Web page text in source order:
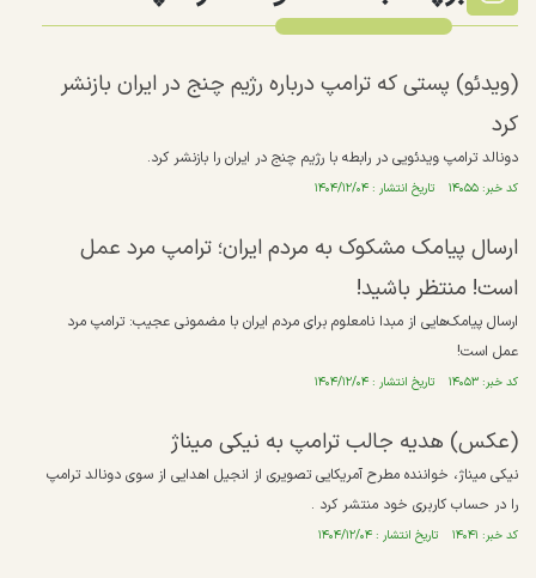
(ویدئو) پستی که ترامپ درباره رژیم چنج در ایران بازنشر
کرد
دونالد ترامپ ویدئویی در رابطه با رژیم چنج در ایران را بازنشر کرد.
کد خبر: ۱۴۰۵۵ تاریخ انتشار : ۱۴۰۴/۱۲/۰۴
ارسال پیامک مشکوک به مردم ایران؛ ترامپ مرد عمل
است! منتظر باشید!
ارسال پیامک‌هایی از مبدا نامعلوم برای مردم ایران با مضمونی عجیب: ترامپ مرد
عمل است!
کد خبر: ۱۴۰۵۳ تاریخ انتشار : ۱۴۰۴/۱۲/۰۴
(عکس) هدیه جالب ترامپ به نیکی میناژ
نیکی میناژ، خواننده مطرح آمریکایی تصویری از انجیل اهدایی از سوی دونالد ترامپ
را در حساب کاربری خود منتشر کرد .
کد خبر: ۱۴۰۴۱ تاریخ انتشار : ۱۴۰۴/۱۲/۰۴